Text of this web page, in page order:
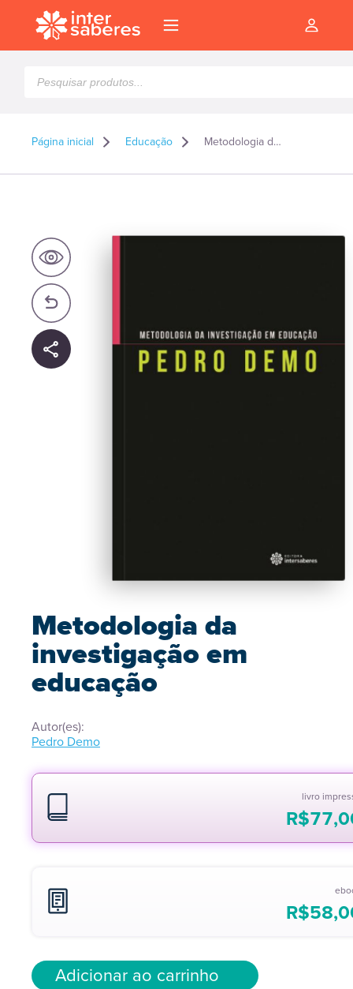
produtos
Página inicial Educação Metodologia da investigação em educação
Metodologia da
investigação em
educação
Autor(es):
Pedro Demo
livro
R$
R$
Adicionar ao carrinho